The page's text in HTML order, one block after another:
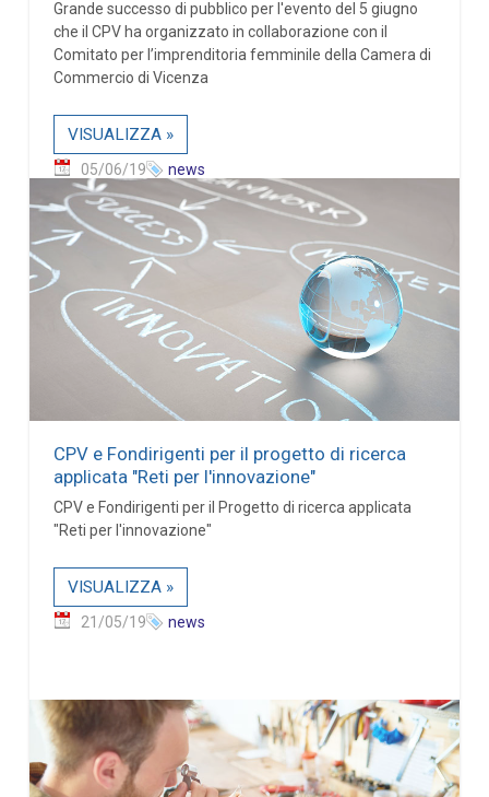
Grande successo di pubblico per l'evento del 5 giugno
che il CPV ha organizzato in collaborazione con il
Comitato per l’imprenditoria femminile della Camera di
Commercio di Vicenza
VISUALIZZA »
05/06/19 news
CPV e Fondirigenti per il progetto di ricerca
applicata "Reti per l'innovazione"
CPV e Fondirigenti per il Progetto di ricerca applicata
"Reti per l'innovazione"
VISUALIZZA »
21/05/19 news